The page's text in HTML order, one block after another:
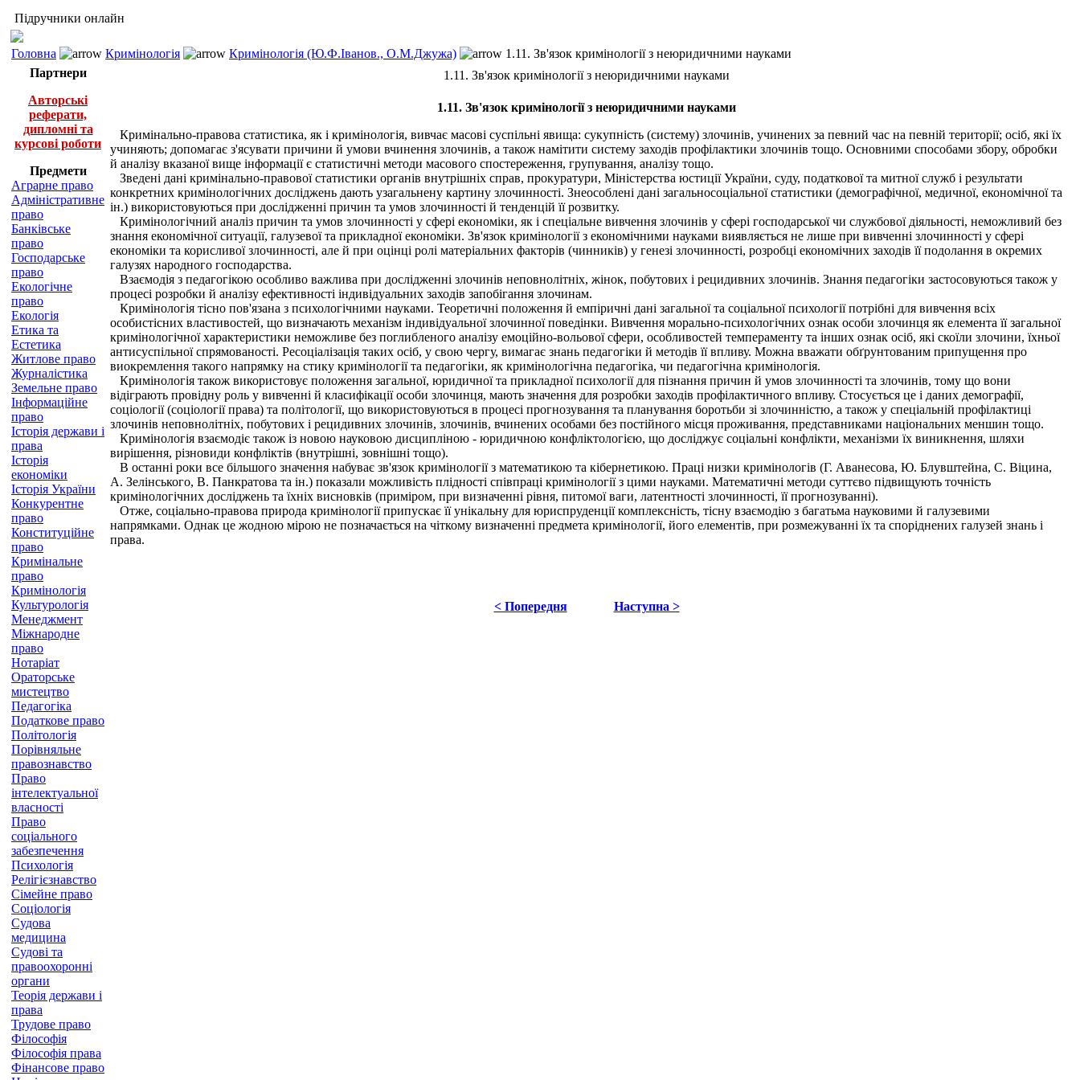
Підручники онлайн
Головна Кримінологія Кримінологія (Ю.Ф.Іванов., О.М.Джужа)
1.11. Зв'язок кримінології з неюридичними науками
Партнери
Авторські
реферати,
дипломні та
курсові роботи
Предмети
Аграрне право
Адміністративне
право
Банківське
право
Господарське
право
Екологічне
право
Екологія
Етика та
Естетика
Житлове право
Журналістика
Земельне право
Інформаційне
право
Історія держави і
права
Історія
економіки
Історія України
Конкурентне
право
Конституційне
право
Кримінальне
право
Кримінологія
Культурологія
Менеджмент
Міжнародне
право
Нотаріат
Ораторське
мистецтво
Педагогіка
Податкове право
Політологія
Порівняльне
правознавство
Право
інтелектуальної
власності
Право
соціального
забезпечення
Психологія
Релігієзнавство
Сімейне право
Соціологія
Судова
медицина
Судові та
правоохоронні
органи
Теорія держави і
права
Трудове право
Філософія
Філософія права
Фінансове право
1.11. Зв'язок кримінології з неюридичними науками
1.11. Зв'язок кримінології з неюридичними науками
Кримінально-правова статистика, як і кримінологія, вивчає масові суспільні явища: сукупність (систему) злочинів, учинених за певний час на певній території; осіб, які їх
учиняють; допомагає з'ясувати причини й умови вчинення злочинів, а також намітити систему заходів профілактики злочинів тощо. Основними способами збору, обробки
й аналізу вказаної вище інформації є статистичні методи масового спостереження, групування, аналізу тощо.
Зведені дані кримінально-правової статистики органів внутрішніх справ, прокуратури, Міністерства юстиції України, суду, податкової та митної служб і результати
конкретних кримінологічних досліджень дають узагальнену картину злочинності. Знеособлені дані загальносоціальної статистики (демографічної, медичної, економічної та
ін.) використовуються при дослідженні причин та умов злочинності й тенденцій її розвитку.
Кримінологічний аналіз причин та умов злочинності у сфері економіки, як і спеціальне вивчення злочинів у сфері господарської чи службової діяльності, неможливий без
знання економічної ситуації, галузевої та прикладної економіки. Зв'язок кримінології з економічними науками виявляється не лише при вивченні злочинності у сфері
економіки та корисливої злочинності, але й при оцінці ролі матеріальних факторів (чинників) у генезі злочинності, розробці економічних заходів її подолання в окремих
галузях народного господарства.
Взаємодія з педагогікою особливо важлива при дослідженні злочинів неповнолітніх, жінок, побутових і рецидивних злочинів. Знання педагогіки застосовуються також у
процесі розробки й аналізу ефективності індивідуальних заходів запобігання злочинам.
Кримінологія тісно пов'язана з психологічними науками. Теоретичні положення й емпіричні дані загальної та соціальної психології потрібні для вивчення всіх
особистісних властивостей, що визначають механізм індивідуальної злочинної поведінки. Вивчення морально-психологічних ознак особи злочинця як елемента її загальної
кримінологічної характеристики неможливе без поглибленого аналізу емоційно-вольової сфери, особливостей темпераменту та інших ознак осіб, які скоїли злочини, їхньої
антисуспільної спрямованості. Ресоціалізація таких осіб, у свою чергу, вимагає знань педагогіки й методів її впливу. Можна вважати обґрунтованим припущення про
виокремлення такого напрямку на стику кримінології та педагогіки, як кримінологічна педагогіка, чи педагогічна кримінологія.
Кримінологія також використовує положення загальної, юридичної та прикладної психології для пізнання причин й умов злочинності та злочинів, тому що вони
відіграють провідну роль у вивченні й класифікації особи злочинця, мають значення для розробки заходів профілактичного впливу. Стосується це і даних демографії,
соціології (соціології права) та політології, що використовуються в процесі прогнозування та планування боротьби зі злочинністю, а також у спеціальній профілактиці
злочинів неповнолітніх, побутових і рецидивних злочинів, злочинів, вчинених особами без постійного місця проживання, представниками національних меншин тощо.
Кримінологія взаємодіє також із новою науковою дисципліною - юридичною конфліктологією, що досліджує соціальні конфлікти, механізми їх виникнення, шляхи
вирішення, різновиди конфліктів (внутрішні, зовнішні тощо).
В останні роки все більшого значення набуває зв'язок кримінології з математикою та кібернетикою. Праці низки кримінологів (Г. Аванесова, Ю. Блувштейна, С. Віцина,
А. Зелінського, В. Панкратова та ін.) показали можливість плідності співпраці кримінології з цими науками. Математичні методи суттєво підвищують точність
кримінологічних досліджень та їхніх висновків (приміром, при визначенні рівня, питомої ваги, латентності злочинності, її прогнозуванні).
Отже, соціально-правова природа кримінології припускає її унікальну для юриспруденції комплексність, тісну взаємодію з багатьма науковими й галузевими
напрямками. Однак це жодною мірою не позначається на чіткому визначенні предмета кримінології, його елементів, при розмежуванні їх та споріднених галузей знань і
права.
< Попередня Наступна >